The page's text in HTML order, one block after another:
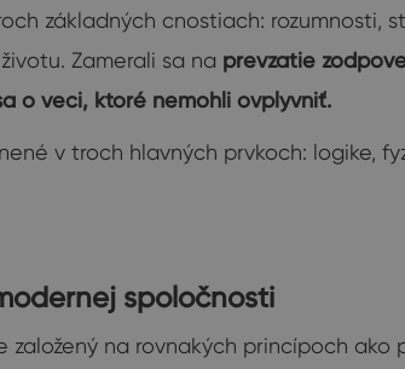
základných cnostiach:
Zamerali sa na prevzatie
o veci, ktoré nemohli ovplyvniť.
v troch hlavných prvkoch: logike,
spoločnosti
založený na rovnakých princípoch